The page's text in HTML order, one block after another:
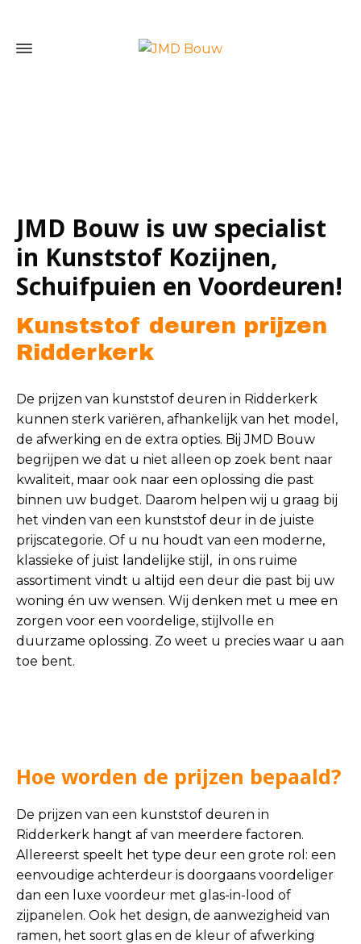
JMD Bouw is uw specialist
in Kunststof Kozijnen,
Schuifpuien en Voordeuren!
Kunststof deuren prijzen
Ridderkerk
De prijzen van kunststof deuren in Ridderkerk
kunnen sterk variëren, afhankelijk van het model,
de afwerking en de extra opties. Bij JMD Bouw
begrijpen we dat u niet alleen op zoek bent naar
kwaliteit, maar ook naar een oplossing die past
binnen uw budget. Daarom helpen wij u graag bij
het vinden van een kunststof deur in de juiste
prijscategorie. Of u nu houdt van een moderne,
klassieke of juist landelijke stijl, in ons ruime
assortiment vindt u altijd een deur die past bij uw
woning én uw wensen. Wij denken met u mee en
zorgen voor een voordelige, stijlvolle en
duurzame oplossing. Zo weet u precies waar u aan
toe bent.
Hoe worden de prijzen bepaald?
De prijzen van een kunststof deuren in
Ridderkerk hangt af van meerdere factoren.
Allereerst speelt het type deur een grote rol: een
eenvoudige achterdeur is doorgaans voordeliger
dan een luxe voordeur met glas-in-lood of
zijpanelen. Ook het design, de aanwezigheid van
ramen, het soort glas en de kleur of afwerking